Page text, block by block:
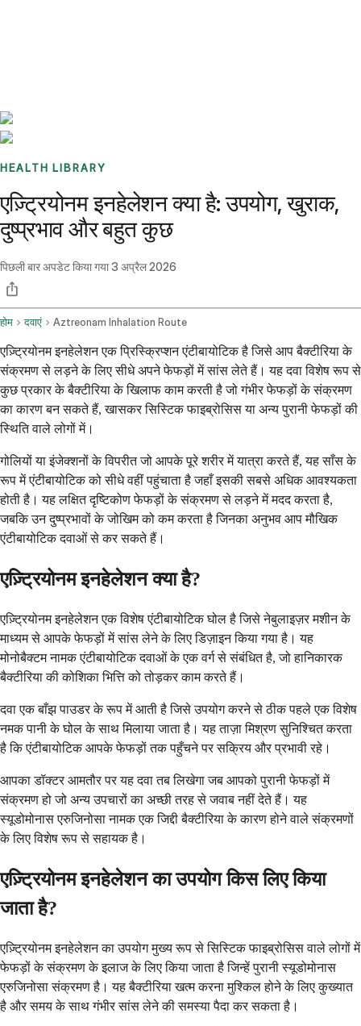
HEALTH LIBRARY
एज़्ट्रियोनम इनहेलेशन क्या है: उपयोग, खुराक,
दुष्प्रभाव और बहुत कुछ
पिछली बार अपडेट किया गया3 अप्रैल 2026
होम दवाएं Aztreonam Inhalation Route
एज़्ट्रियोनम इनहेलेशन एक प्रिस्क्रिप्शन एंटीबायोटिक है जिसे आप बैक्टीरिया के
संक्रमण से लड़ने के लिए सीधे अपने फेफड़ों में सांस लेते हैं। यह दवा विशेष रूप से
कुछ प्रकार के बैक्टीरिया के खिलाफ काम करती है जो गंभीर फेफड़ों के संक्रमण
का कारण बन सकते हैं, खासकर सिस्टिक फाइब्रोसिस या अन्य पुरानी फेफड़ों की
स्थिति वाले लोगों में।
गोलियों या इंजेक्शनों के विपरीत जो आपके पूरे शरीर में यात्रा करते हैं, यह साँस के
रूप में एंटीबायोटिक को सीधे वहीं पहुंचाता है जहाँ इसकी सबसे अधिक आवश्यकता
होती है। यह लक्षित दृष्टिकोण फेफड़ों के संक्रमण से लड़ने में मदद करता है,
जबकि उन दुष्प्रभावों के जोखिम को कम करता है जिनका अनुभव आप मौखिक
एंटीबायोटिक दवाओं से कर सकते हैं।
एज़्ट्रियोनम इनहेलेशन क्या है?
एज़्ट्रियोनम इनहेलेशन एक विशेष एंटीबायोटिक घोल है जिसे नेबुलाइज़र मशीन के
माध्यम से आपके फेफड़ों में सांस लेने के लिए डिज़ाइन किया गया है। यह
मोनोबैक्टम नामक एंटीबायोटिक दवाओं के एक वर्ग से संबंधित है, जो हानिकारक
बैक्टीरिया की कोशिका भित्ति को तोड़कर काम करते हैं।
दवा एक बाँझ पाउडर के रूप में आती है जिसे उपयोग करने से ठीक पहले एक विशेष
नमक पानी के घोल के साथ मिलाया जाता है। यह ताज़ा मिश्रण सुनिश्चित करता
है कि एंटीबायोटिक आपके फेफड़ों तक पहुँचने पर सक्रिय और प्रभावी रहे।
आपका डॉक्टर आमतौर पर यह दवा तब लिखेगा जब आपको पुरानी फेफड़ों में
संक्रमण हो जो अन्य उपचारों का अच्छी तरह से जवाब नहीं देते हैं। यह
स्यूडोमोनास एरुजिनोसा नामक एक जिद्दी बैक्टीरिया के कारण होने वाले संक्रमणों
के लिए विशेष रूप से सहायक है।
एज़्ट्रियोनम इनहेलेशन का उपयोग किस लिए किया
जाता है?
एज़्ट्रियोनम इनहेलेशन का उपयोग मुख्य रूप से सिस्टिक फाइब्रोसिस वाले लोगों में
फेफड़ों के संक्रमण के इलाज के लिए किया जाता है जिन्हें पुरानी स्यूडोमोनास
एरुजिनोसा संक्रमण है। यह बैक्टीरिया खत्म करना मुश्किल होने के लिए कुख्यात
है और समय के साथ गंभीर सांस लेने की समस्या पैदा कर सकता है।